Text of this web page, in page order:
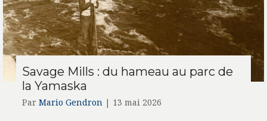
Savage Mills : du hameau au parc de
la Yamaska
Par Mario Gendron | 13 mai 2026